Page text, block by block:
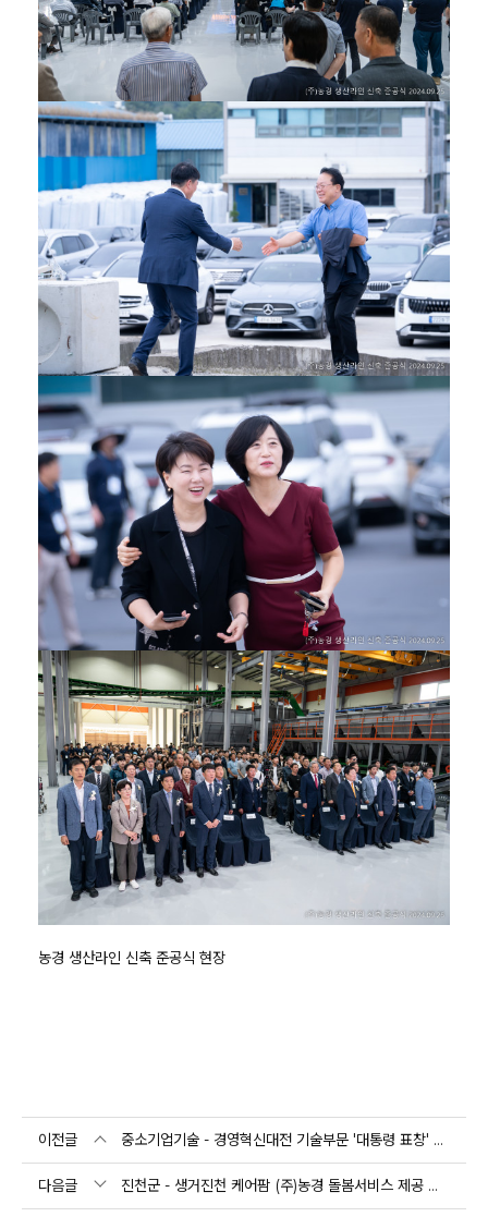
농경 생산라인 신축 준공식 현장
이전글 중소기업기술 - 경영혁신대전 기술부문 '대통령 표창' 수상
다음글 진천군 - 생거진천 케어팜 (주)농경 돌봄서비스 제공 맞손